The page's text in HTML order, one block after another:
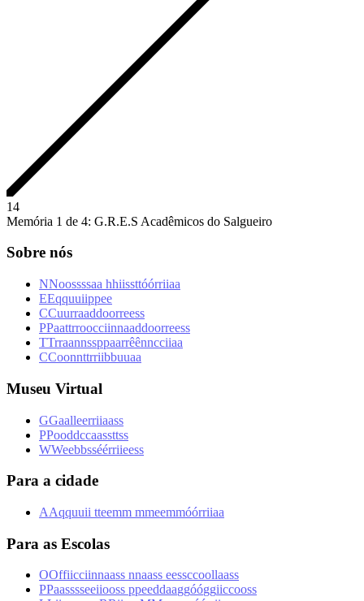
14
Memória 1 de 4: G.R.E.S Acadêmicos do Salgueiro
Sobre nós
NNoossssaa hhiissttóórriiaa
EEqquuiippee
CCuurraaddoorreess
PPaattrroocciinnaaddoorreess
TTrraannssppaarrêênncciiaa
CCoonnttrriibbuuaa
Museu Virtual
GGaalleerriiaass
PPooddccaassttss
WWeebbsséérriieess
Para a cidade
AAqquuii tteemm mmeemmóórriiaa
Para as Escolas
OOffiicciinnaass nnaass eessccoollaass
PPaasssseeiiooss ppeeddaaggóóggiiccooss